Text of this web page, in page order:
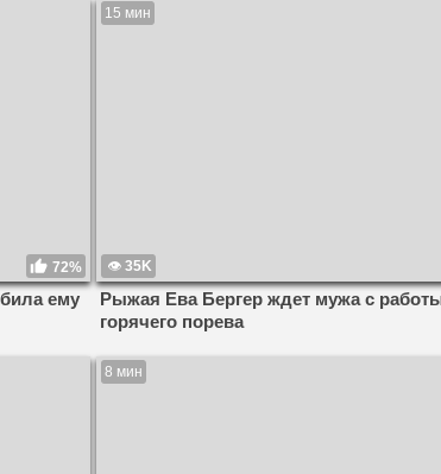
72%
ему
15 мин
35K
Рыжая Ева Бергер ждет мужа с
горячего порева
8 мин